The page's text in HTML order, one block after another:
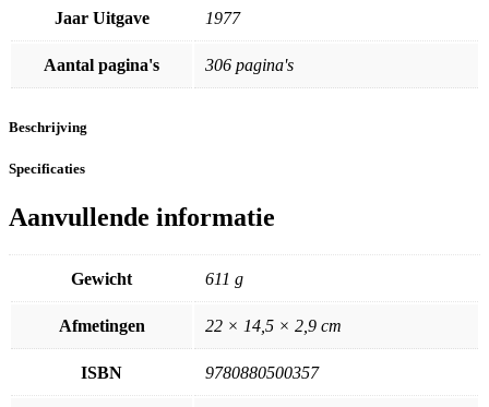
Jaar Uitgave 1977
Aantal pagina's 306 pagina's
Beschrijving
Specificaties
Aanvullende informatie
Gewicht 611 g
Afmetingen 22 × 14,5 × 2,9 cm
ISBN 9780880500357